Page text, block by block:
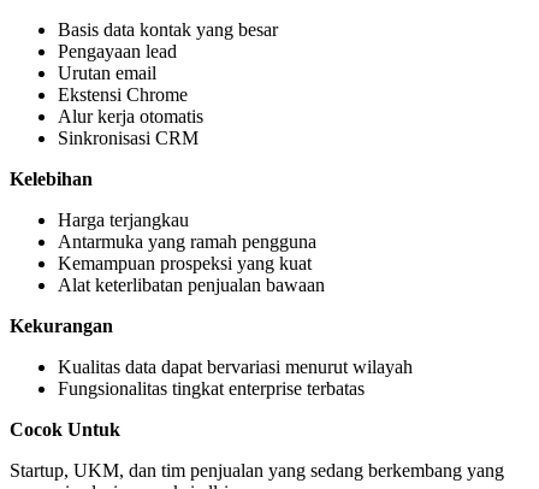
Basis data kontak yang besar
Pengayaan lead
Urutan email
Ekstensi Chrome
Alur kerja otomatis
Sinkronisasi CRM
Kelebihan
Harga terjangkau
Antarmuka yang ramah pengguna
Kemampuan prospeksi yang kuat
Alat keterlibatan penjualan bawaan
Kekurangan
Kualitas data dapat bervariasi menurut wilayah
Fungsionalitas tingkat enterprise terbatas
Cocok Untuk
Startup, UKM, dan tim penjualan yang sedang berkembang yang